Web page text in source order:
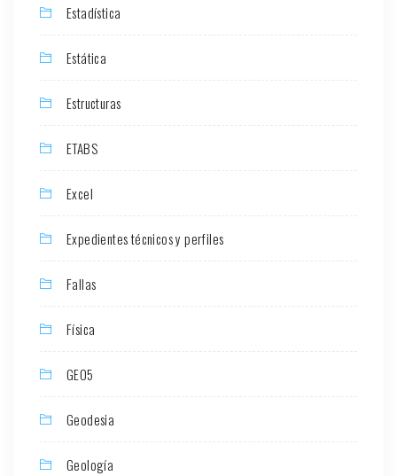
Estadística
Estática
Estructuras
ETABS
Excel
Expedientes técnicos y perfiles
Fallas
Física
GEO5
Geodesia
Geología